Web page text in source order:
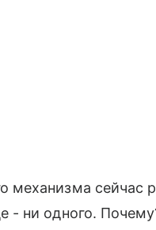
механизма сейчас
- ни одного.